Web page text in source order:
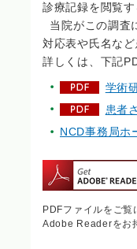
診療記録を閲覧す
当院がこの調査
対応表や氏名な
詳しくは、下記
学術
患者
NCD事務局ホ
PDFファイルをご
Adobe Readerをお